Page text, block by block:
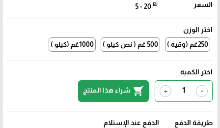
السعر 5 - 20 ₪
اختر الوزن
250غم (وقيه )
500 غم ( نص كيلو ) 1000غم (كيلو )
اختر الكمية
-
+
shopping_cart شراء هذا المنتج
طريقة الدفع
الدفع عند الإستلام